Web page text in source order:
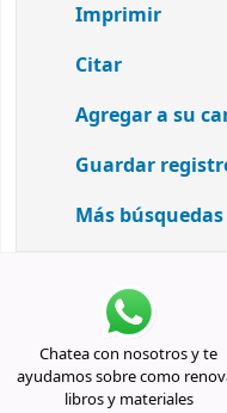
Imprimir
Citar
Agregar a su
Guardar
Más búsquedas
Chatea con nosotros y te
ayudamos sobre como
libros y materiales